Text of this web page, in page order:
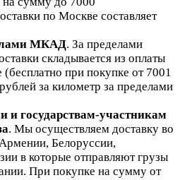
по Москве составляет
МКАД. За пределами
складывается из оплаты
при покупке от 7001
за километр за пределами
и государствам-участникам
. Мы осуществляем доставку во
Белоруссии,
в которые отправляют грузы
При покупке на сумму от